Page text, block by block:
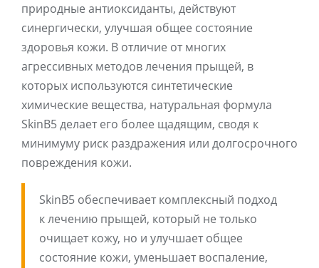
природные антиоксиданты, действуют
синергически, улучшая общее состояние
здоровья кожи. В отличие от многих
агрессивных методов лечения прыщей, в
которых используются синтетические
химические вещества, натуральная формула
SkinB5 делает его более щадящим, сводя к
минимуму риск раздражения или долгосрочного
повреждения кожи.
SkinB5 обеспечивает комплексный подход
к лечению прыщей, который не только
очищает кожу, но и улучшает общее
состояние кожи, уменьшает воспаление,